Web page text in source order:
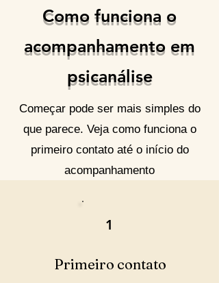
Como funciona o
acompanhamento em
psicanálise
Começar pode ser mais simples do
que parece. Veja como funciona o
primeiro contato até o início do
acompanhamento
1
Primeiro contato